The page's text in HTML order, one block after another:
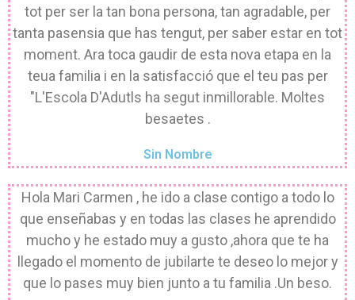
tot per ser la tan bona persona, tan agradable, per
tanta pasensia que has tengut, per saber estar en tot
moment. Ara toca gaudir de esta nova etapa en la
teua familia i en la satisfacció que el teu pas per
"L'Escola D'Adutls ha segut inmillorable. Moltes
besaetes .
Sin Nombre
Hola Mari Carmen , he ido a clase contigo a todo lo
que enseñabas y en todas las clases he aprendido
mucho y he estado muy a gusto ,ahora que te ha
llegado el momento de jubilarte te deseo lo mejor y
que lo pases muy bien junto a tu familia .Un beso.